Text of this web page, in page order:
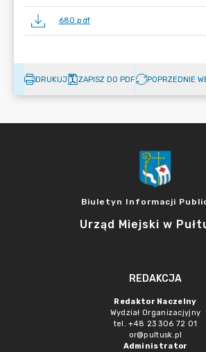
680.pdf
DRUKUJ ZAPISZ DO PDF POPRZEDNIE
Biuletyn Informacji
Urząd Miejski w
REDAKCJA
Redaktor Naczelny
Wydział Organizacjyjny
tel. +48 23 306 72 01
or@pultusk.pl
Administrator